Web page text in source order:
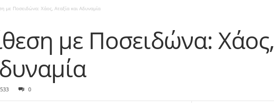
με Ποσειδώνα: Χάος, Αταξία και Αδυναμία
με Ποσειδώνα: Χάος,
0